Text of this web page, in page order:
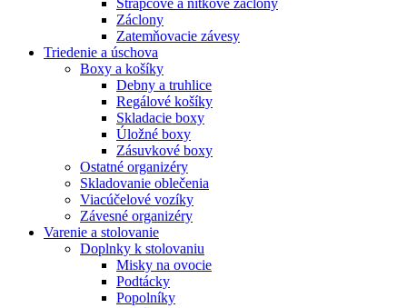
Záclony
Zatemňovacie závesy
Triedenie a úschova
Boxy a košíky
Debny a truhlice
Regálové košíky
Skladacie boxy
Úložné boxy
Zásuvkové boxy
Ostatné organizéry
Skladovanie oblečenia
Viacúčelové vozíky
Závesné organizéry
Varenie a stolovanie
Doplnky k stolovaniu
Misky na ovocie
Podtácky
Popolníky